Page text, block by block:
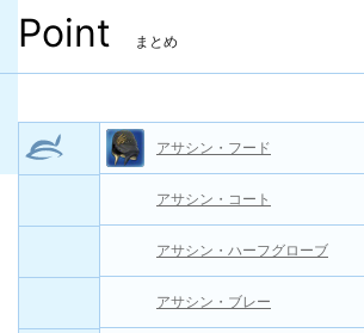
Point まとめ
アサシン・フード
アサシン・コート
アサシン・ハーフグローブ
アサシン・ブレー